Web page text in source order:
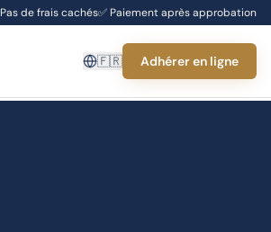
Pas de frais cachés✅ Paiement après approbation
🇫🇷 Adhérer en ligne